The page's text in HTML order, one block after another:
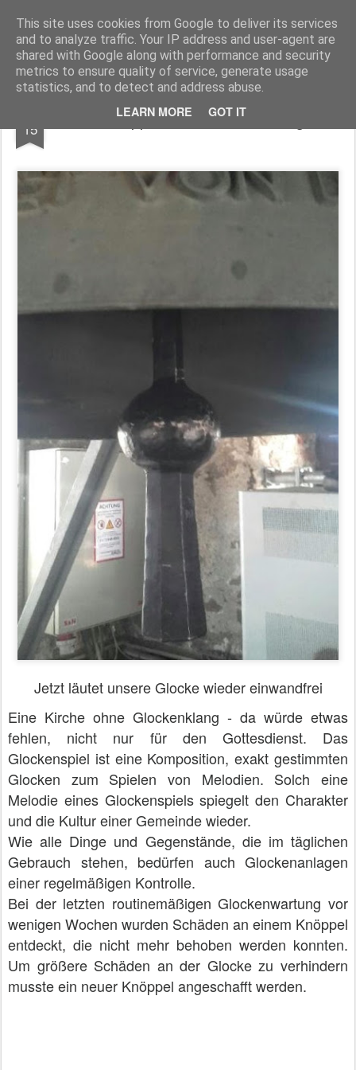
This site uses cookies from Google to deliver its services
and to analyze traffic. Your IP address and user-agent are
shared with Google along with performance and security
metrics to ensure quality of service, generate usage
statistics, and to detect and address abuse.
LEARN MORE GOT IT
Pfarre Krensdorf Die Pfarre Krensdorf gehört zum SeelSorgeRaum St. Klemens in 7033 Pöttsching, Hauptstraße 6
Pages
15 Neuer Knöppel für unsere Kirchenglocke
Jetzt läutet unsere Glocke wieder einwandfrei
Eine Kirche ohne Glockenklang - da würde etwas
fehlen, nicht nur für den Gottesdienst. Das
Glockenspiel ist eine Komposition, exakt gestimmten
Glocken zum Spielen von Melodien. Solch eine
Melodie eines Glockenspiels spiegelt den Charakter
und die Kultur einer Gemeinde wieder.
Wie alle Dinge und Gegenstände, die im täglichen
Gebrauch stehen, bedürfen auch Glockenanlagen
einer regelmäßigen Kontrolle.
Bei der letzten routinemäßigen Glockenwartung vor
wenigen Wochen wurden Schäden an einem Knöppel
entdeckt, die nicht mehr behoben werden konnten.
Um größere Schäden an der Glocke zu verhindern
musste ein neuer Knöppel angeschafft werden.